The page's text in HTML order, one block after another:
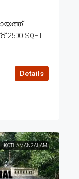
SQFT
Details
KOTHAMANGALAM